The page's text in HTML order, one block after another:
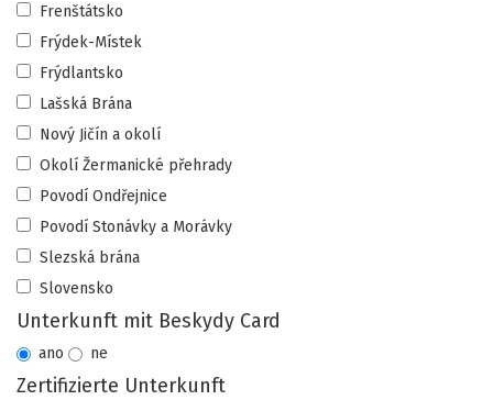
Frenštátsko
Frýdek-Místek
Frýdlantsko
Lašská Brána
Nový Jičín a okolí
Okolí Žermanické přehrady
Povodí Ondřejnice
Povodí Stonávky a Morávky
Slezská brána
Slovensko
Unterkunft mit Beskydy Card
ano ne
Zertifizierte Unterkunft